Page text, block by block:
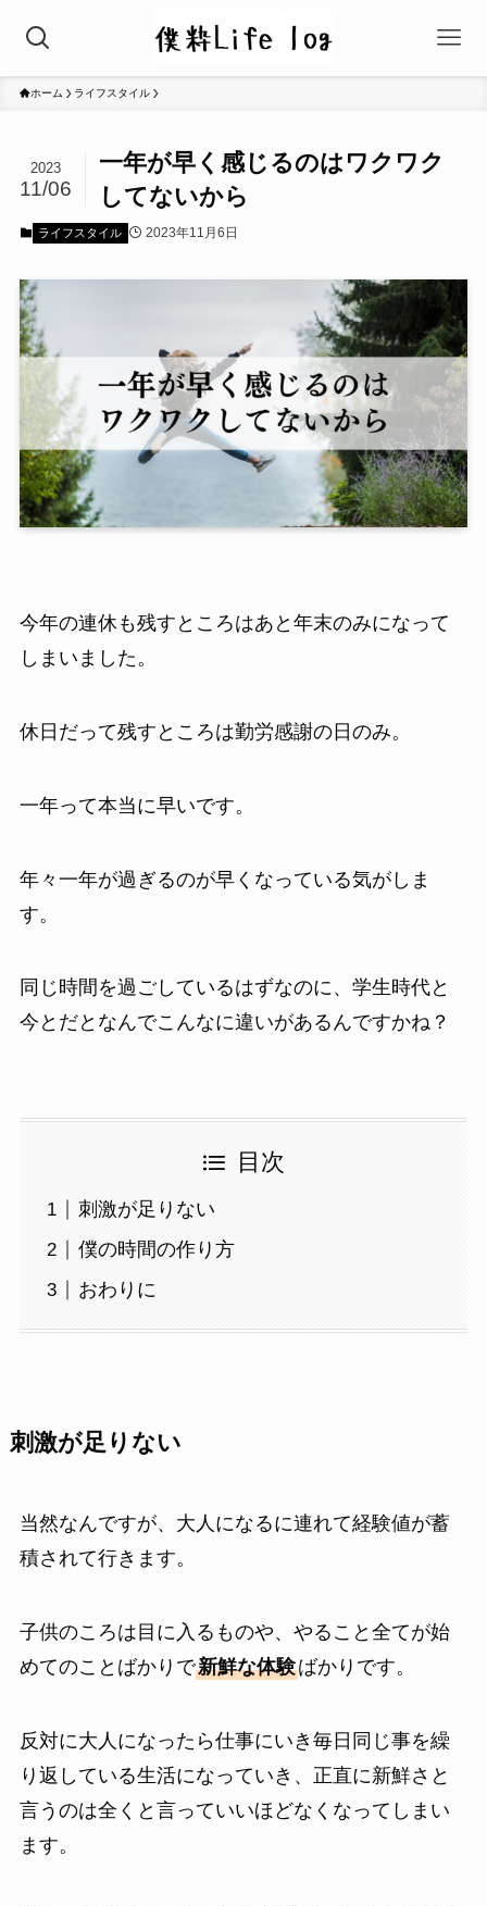
ホーム ライフスタイル
一年が早く感じるのはワクワク
してないから
2023
11/06
ライフスタイル 2023年11月6日
今年の連休も残すところはあと年末のみになって
しまいました。
休日だって残すところは勤労感謝の日のみ。
一年って本当に早いです。
年々一年が過ぎるのが早くなっている気がしま
す。
同じ時間を過ごしているはずなのに、学生時代と
今とだとなんでこんなに違いがあるんですかね？
目次
刺激が足りない
僕の時間の作り方
おわりに
刺激が足りない
当然なんですが、大人になるに連れて経験値が蓄
積されて行きます。
子供のころは目に入るものや、やること全てが始
めてのことばかりで新鮮な体験ばかりです。
反対に大人になったら仕事にいき毎日同じ事を繰
り返している生活になっていき、正直に新鮮さと
言うのは全くと言っていいほどなくなってしまい
ます。